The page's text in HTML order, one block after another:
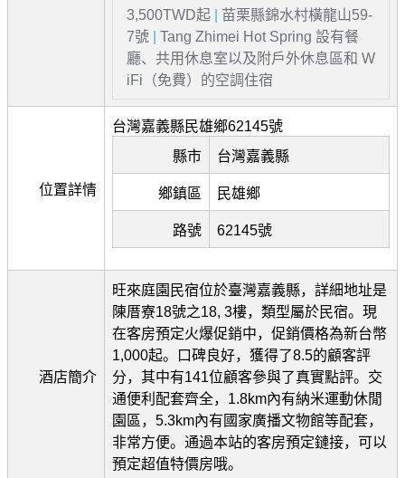
3,500TWD起
苗栗縣錦水村橫龍山59-
7號
Tang Zhimei Hot Spring 設有餐
廳、共用休息室以及附戶外休息區和 W
iFi（免費）的空調住宿
位置詳情
台灣嘉義縣民雄鄉62145號
縣市
台灣嘉義縣
鄉鎮區 民雄鄉
路號 62145號
酒店簡介
旺來庭園民宿位於臺灣嘉義縣，詳細地址是
陳厝寮18號之18, 3樓，類型屬於民宿。現
在客房預定火爆促銷中，促銷價格為新台幣
1,000起。口碑良好，獲得了8.5的顧客評
分，其中有141位顧客參與了真實點評。交
通便利配套齊全，1.8km內有納米運動休閒
園區，5.3km內有國家廣播文物館等配套，
非常方便。通過本站的客房預定鏈接，可以
預定超值特價房哦。